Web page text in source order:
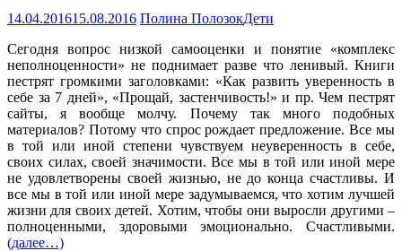
14.04.201615.08.2016 Полина ПолозокДети
Сегодня вопрос низкой самооценки и понятие «комплекс
неполноценности» не поднимает разве что ленивый. Книги
пестрят громкими заголовками: «Как развить уверенность в
себе за 7 дней», «Прощай, застенчивость!» и пр. Чем пестрят
сайты, я вообще молчу. Почему так много подобных
материалов? Потому что спрос рождает предложение. Все мы
в той или иной степени чувствуем неуверенность в себе,
своих силах, своей значимости. Все мы в той или иной мере
не удовлетворены своей жизнью, не до конца счастливы. И
все мы в той или иной мере задумываемся, что хотим лучшей
жизни для своих детей. Хотим, чтобы они выросли другими –
полноценными, здоровыми эмоционально. Счастливыми.
(далее…)